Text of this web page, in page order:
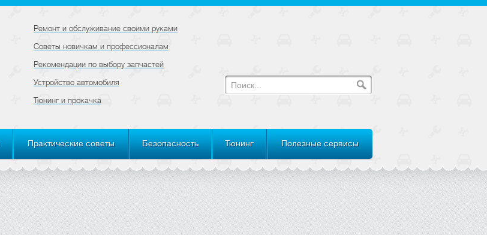
Ремонт и обслуживание своими руками
Советы новичкам и профессионалам
Рекомендации по выбору запчастей
Устройство автомобиля
Тюнинг и прокачка
Практические советы Безопасность Тюнинг Полезные сервисы